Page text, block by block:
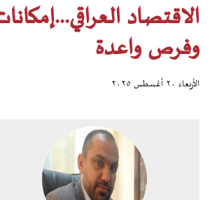
الاقتصاد
وفرص واعدة
الأربعاء ٢٠ أغسطس ٢٠٢٥